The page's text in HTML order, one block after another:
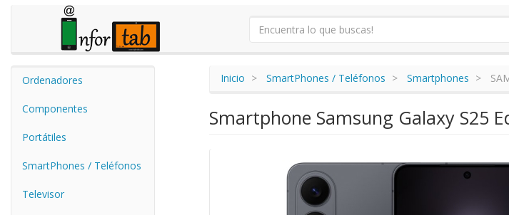
Ordenadores
Componentes
Portátiles
SmartPhones / Teléfonos
Televisor
Inicio SmartPhones / Teléfonos Smartphones
Smartphone Samsung Galaxy S25